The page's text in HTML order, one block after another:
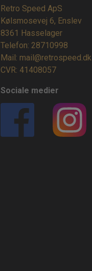
Retro Speed ApS
Kølsmosevej 6, Enslev
8361 Hasselager
Telefon: 28710998
Mail: mail@retrospeed.dk
CVR: 41408057
Sociale medier